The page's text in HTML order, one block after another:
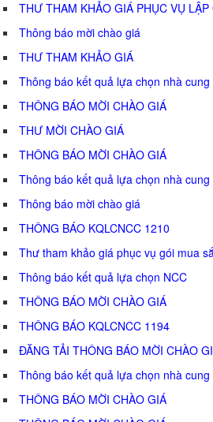
THƯ THAM KHẢO GIÁ PHỤC VỤ
Thông báo mời chào giá
THƯ THAM KHẢO GIÁ
Thông báo kết quả lựa chọn nhà cung
THÔNG BÁO MỜI CHÀO GIÁ
THƯ MỜI CHÀO GIÁ
THÔNG BÁO MỜI CHÀO GIÁ
Thông báo kết quả lựa chọn nhà cung
Thông báo mời chào giá
THÔNG BÁO KQLCNCC 1210
Thư tham khảo giá phục vụ gói mua
Thông báo kết quả lựa chọn NCC
THÔNG BÁO MỜI CHÀO GIÁ
THÔNG BÁO KQLCNCC 1194
ĐĂNG TẢI THÔNG BÁO MỜI CHÀO
Thông báo kết quả lựa chọn nhà
THÔNG BÁO MỜI CHÀO GIÁ